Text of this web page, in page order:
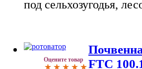
под сельхозугодья,
Оцените товар
FTC